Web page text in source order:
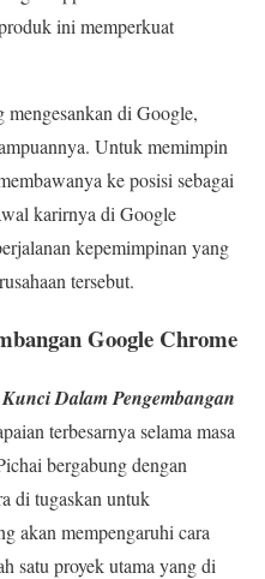
ini memperkuat
di Google,
Untuk memimpin
ke posisi sebagai
karirnya di Google
kepemimpinan yang
tersebut.
Google Chrome
Dalam Pengembangan
terbesarnya selama masa
bergabung dengan
di tugaskan untuk
akan mempengaruhi cara
satu proyek utama yang di